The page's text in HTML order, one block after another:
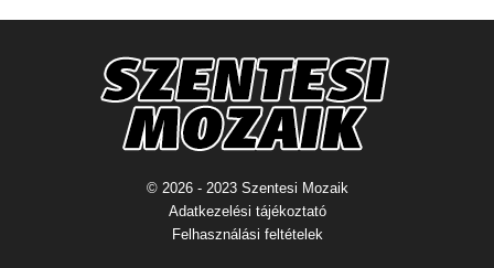
© 2026 - 2023 Szentesi Mozaik
Adatkezelési tájékoztató
Felhasználási feltételek